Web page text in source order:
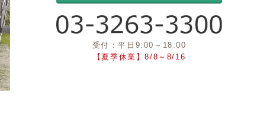
受付：平日9:00～18:00
【夏季休業】8/8～8/16